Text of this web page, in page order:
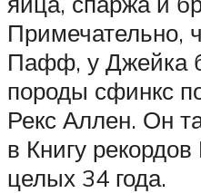
Примечательно,
Пафф, у Джейка
породы сфинкс
Рекс Аллен. Он
в Книгу
целых 34 года.